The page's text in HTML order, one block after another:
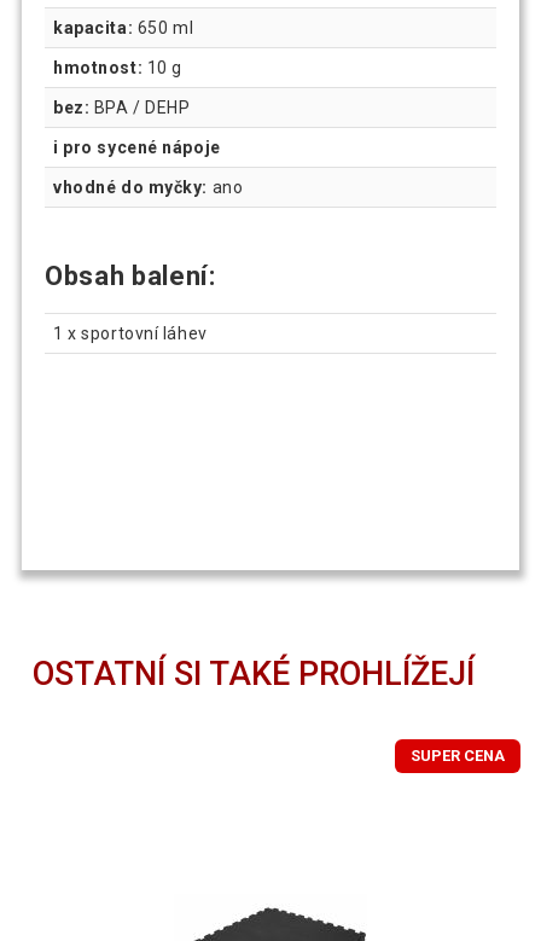
kapacita: 650 ml
hmotnost: 10 g
bez: BPA / DEHP
i pro sycené nápoje
vhodné do myčky: ano
Obsah balení:
1 x sportovní láhev
OSTATNÍ SI TAKÉ PROHLÍŽEJÍ
SUPER CENA